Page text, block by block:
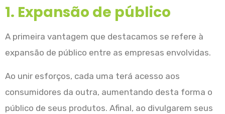
1. Expansão de público
A primeira vantagem que destacamos se refere à
expansão de público entre as empresas envolvidas.
Ao unir esforços, cada uma terá acesso aos
consumidores da outra, aumentando desta forma o
público de seus produtos. Afinal, ao divulgarem seus